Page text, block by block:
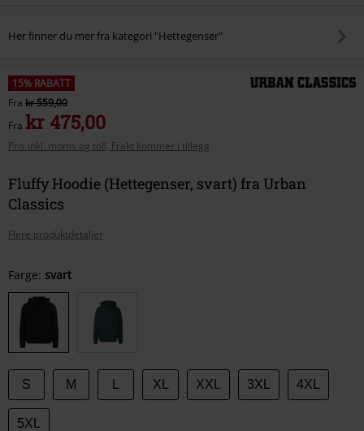
Her finner du mer fra kategori "Hettegenser"
15% RABATT
Fra kr 559,00
Fra kr 475,00
Pris inkl. moms og toll, Frakt kommer i tillegg
Fluffy Hoodie (Hettegenser, svart) fra Urban
Classics
Flere produktdetaljer
Velg
størrelse
Farge: svart
S M XL XXL 3XL 4XL
5XL